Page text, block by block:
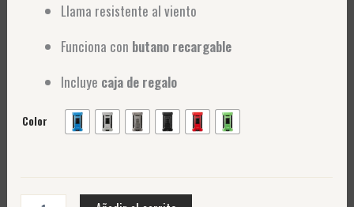
Llama resistente al viento
Funciona con butano recargable
Incluye caja de regalo
Color